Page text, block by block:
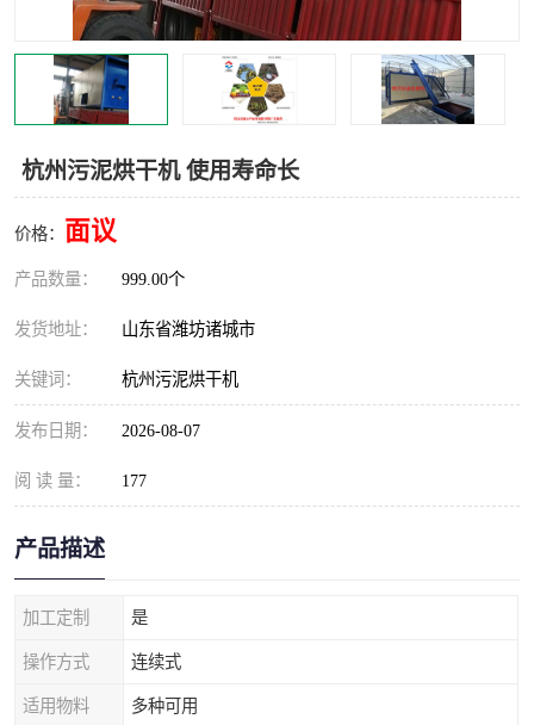
杭州污泥烘干机 使用寿命长
价格： 面议
产品数量： 999.00个
发货地址： 山东省潍坊诸城市
关键词： 杭州污泥烘干机
发布日期： 2026-08-07
阅 读 量： 177
产品描述
加工定制 是
操作方式 连续式
适用物料 多种可用